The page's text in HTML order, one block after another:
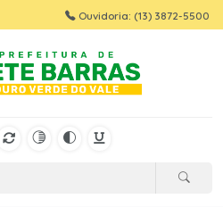
Ouvidoria: (13) 3872-5500